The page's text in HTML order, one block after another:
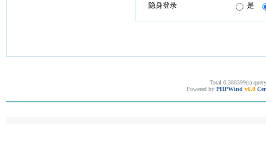
隐身登录 是
Total 0.388399(s)
Powered by PHPWind v6.0